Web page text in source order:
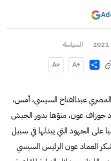
السياسة
Share
عبدالفتاح السيسي، أمس،
جوزاف عون، منوّها بدور الجيش
على الجهود التي يبذلها في سبيل
شكر العماد عون الرئيس السيسي